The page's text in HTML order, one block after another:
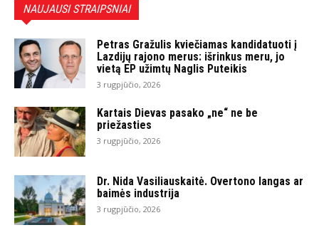
NAUJAUSI STRAIPSNIAI
Petras Gražulis kviečiamas kandidatuoti į
Lazdijų rajono merus: išrinkus meru, jo
vietą EP užimtų Naglis Puteikis
3 rugpjūčio, 2026
Kartais Dievas pasako „ne“ ne be
priežasties
3 rugpjūčio, 2026
Dr. Nida Vasiliauskaitė. Overtono langas ar
baimės industrija
3 rugpjūčio, 2026